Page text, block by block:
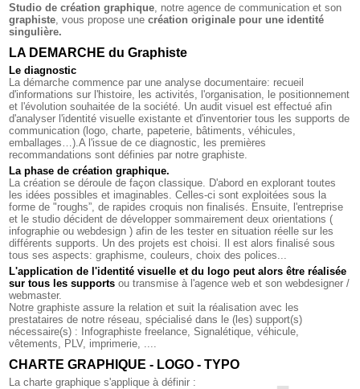
Studio de création graphique , notre agence de communication et son
graphiste , vous propose unecréation originale pour une identité
singulière.
LA DEMARCHE du Graphiste
Le diagnostic
La démarche commence par une analyse documentaire: recueil
d'informations sur l'histoire, les activités, l'organisation, le positionnement
et l'évolution souhaitée de la société. Un audit visuel est effectué afin
d'analyser l'identité visuelle existante et d'inventorier tous les supports de
communication (logo, charte, papeterie, bâtiments, véhicules,
emballages…).A l'issue de ce diagnostic, les premières
recommandations sont définies par notre graphiste.
La phase de création graphique.
La création se déroule de façon classique. D'abord en explorant toutes
les idées possibles et imaginables. Celles-ci sont exploitées sous la
forme de "roughs”, de rapides croquis non finalisés. Ensuite, l'entreprise
et le studio décident de développer sommairement deux orientations (
infographie ou webdesign ) afin de les tester en situation réelle sur les
différents supports. Un des projets est choisi. Il est alors finalisé sous
tous ses aspects: graphisme, couleurs, choix des polices...
L'application de l'identité visuelle et du logo peut alors être réalisée
sur tous les supportsou transmise à l'agence web et son webdesigner /
webmaster.
Notre graphiste assure la relation et suit la réalisation avec les
prestataires de notre réseau, spécialisé dans le (les) support(s)
nécessaire(s) : Infographiste freelance, Signalétique, véhicule,
vêtements, PLV, imprimerie, ....
CHARTE GRAPHIQUE - LOGO - TYPO
La charte graphique s'applique à définir :